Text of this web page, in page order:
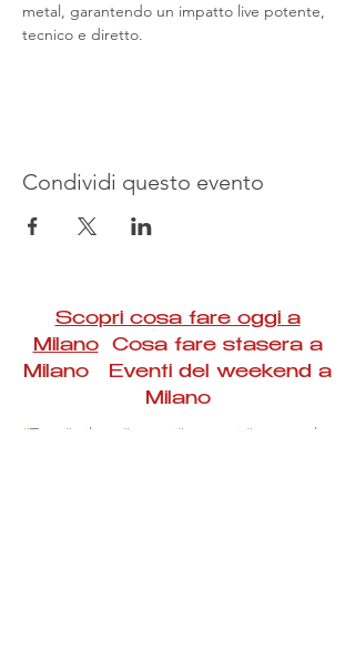
metal, garantendo un impatto live potente,
tecnico e diretto.
Condividi questo evento
Scopri cosa fare oggi a
MilanoCosa fare stasera a
Milano Eventi del weekend a
Milano
#Taac #milano #eventi #concerti #spettacoli